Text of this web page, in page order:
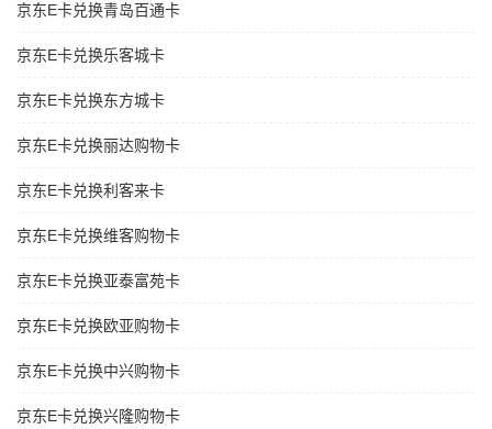
京东E卡兑换青岛百通卡
京东E卡兑换乐客城卡
京东E卡兑换东方城卡
京东E卡兑换丽达购物卡
京东E卡兑换利客来卡
京东E卡兑换维客购物卡
京东E卡兑换亚泰富苑卡
京东E卡兑换欧亚购物卡
京东E卡兑换中兴购物卡
京东E卡兑换兴隆购物卡